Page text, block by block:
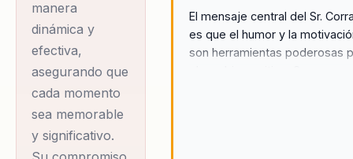
ambiente dinámico y
participativo. Su
trayectoria incluye
colaboraciones con
instituciones
prestigio, como el
manera
dinámica y
efectiva,
asegurando que
cada momento
sea memorable
y significativo.
El mensaje central del Sr.
es que el humor y la
son herramientas poderosas